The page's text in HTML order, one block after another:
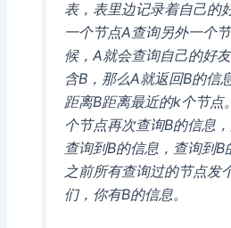
表，表里边记录着自己的
一个节点A查询另外一个
候，A就会查询自己的好
含B，那么A就返回B的信
距离B距离最近的k个节点
个节点再次查询B的信息
查询到B的信息，查询到
之前所有查询过的节点发
们，你有B的信息。